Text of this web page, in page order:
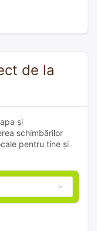
de la
și
schimbărilor
pentru tine și